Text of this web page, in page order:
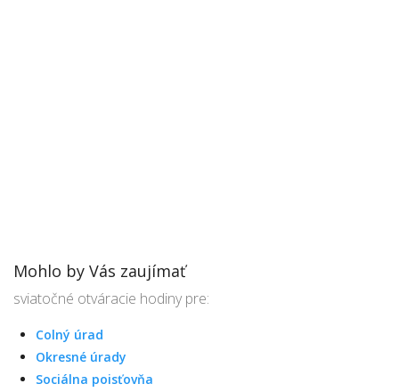
Mohlo by Vás zaujímať
sviatočné otváracie hodiny pre:
Colný úrad
Okresné úrady
Sociálna poisťovňa